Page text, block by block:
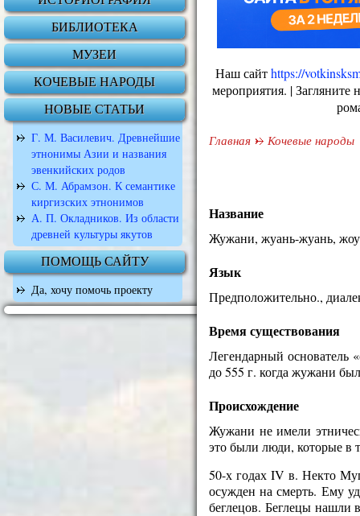
БИБЛИОТЕКА
МУЗЕИ
КОЧЕВЫЕ НАРОДЫ
НОВЫЕ СТАТЬИ
Г. М. Василевич. Древнейшие
этнонимы Азии и названия
эвенкийских родов
С. М. Абрамзон. К семантике
киргизских этнонимов
А. П. Окладников. Из области
древней культуры якутов
ПОМОЩЬ САЙТУ
Да, хочу помочь проекту
Наш сайтhttps://
мероприятия. | Загляните
Главная Кочевые народы
Название
Жужани, жуань-жуань,
Язык
Предположительно.,
Время существования
Легендарный основатель
до 555 г. когда жужани
Происхождение
Жужани не имели
это были люди, которые в
50-х годах IV в. Некто
осужден на смерть. Ему
беглецов. Беглецы нашли